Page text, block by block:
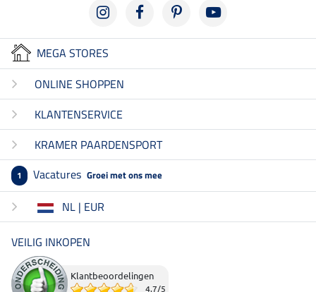
MEGA STORES
ONLINE SHOPPEN
KLANTENSERVICE
KRAMER PAARDENSPORT
1 Vacatures Groei met ons mee
NL | EUR
VEILIG INKOPEN
Klantbeoordelingen
4.7/5